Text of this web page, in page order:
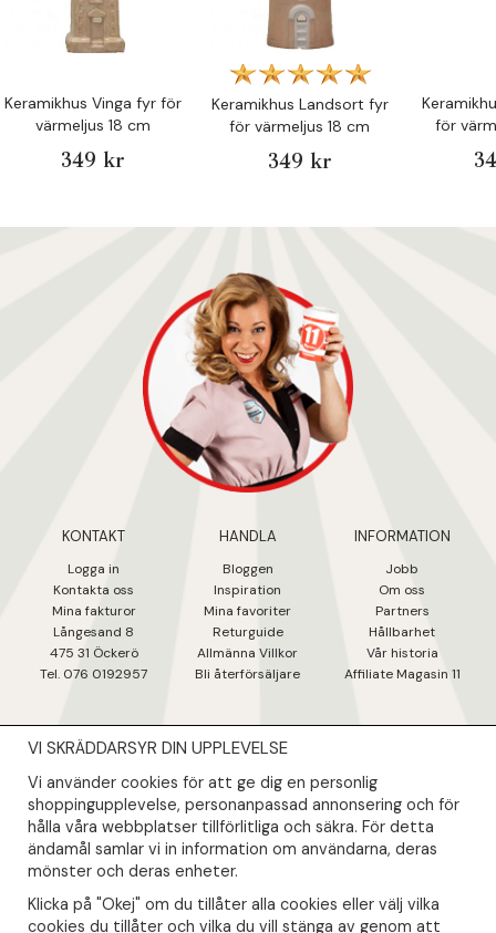
Keramikhus Vinga fyr för
värmeljus 18 cm
349 kr
Keramikhus Landsort fyr
för värmeljus 18 cm
349 kr
för
KONTAKT
Logga in
Kontakta oss
Mina fakturor
Långesand 8
475 31 Öckerö
Tel. 076 0192957
HANDLA
Bloggen
Inspiration
Mina favoriter
Returguide
Allmänna Villkor
Bli återförsäljare
INFORMATION
Jobb
Om oss
Partners
Hållbarhet
Vår historia
Affiliate Magasin 11
NYHETSBREV
Såklart skall du ta del av våra bästa erbjudanden & nyheter!
Din mail kommer endast användas till våra nyhetsbrev.
VI SKRÄDDARSYR DIN UPPLEVELSE
Vi använder cookies för att ge dig en personlig
shoppingupplevelse, personanpassad annonsering och för
hålla våra webbplatser tillförlitliga och säkra. För detta
ändamål samlar vi in information om användarna, deras
mönster och deras enheter.
Klicka på "Okej" om du tillåter alla cookies eller välj vilka
cookies du tillåter och vilka du vill stänga av genom att